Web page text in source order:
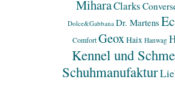
MiharaClarks
Dolce&Gabbana Dr. Martens
ComfortGeoxHaix Hanwag
Kennel und
Schuhmanufaktur